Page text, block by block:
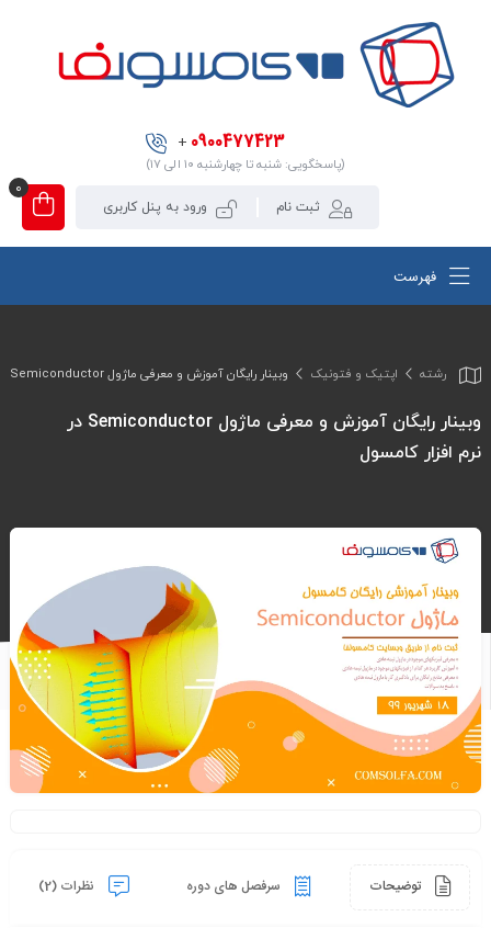
0900477423
+
(پاسخگویی: شنبه تا چهارشنبه ۱۰ الی ۱۷)
ثبت نام ورود به پنل کاربری
0
فهرست
رشته اپتیک و فتونیک وبینار رایگان آموزش و معرفی ماژول Semiconductor در نرم افزار کامسول
وبینار رایگان آموزش و معرفی ماژول Semiconductor در
نرم افزار کامسول
توضیحات سرفصل های دوره نظرات (2)